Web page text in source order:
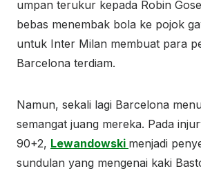
umpan terukur kepada Robin
bebas menembak bola ke pojok
untuk Inter Milan membuat para
Barcelona terdiam.
Namun, sekali lagi Barcelona
semangat juang mereka. Pada
90+2, Lewandowski menjadi
sundulan yang mengenai kaki